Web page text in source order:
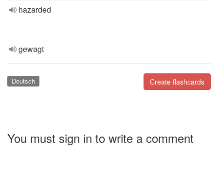
hazarded
gewagt
Create flashcards
Deutsch
You must sign in to write a comment